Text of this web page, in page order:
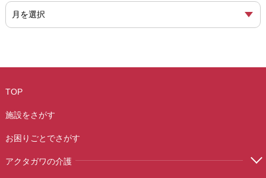
TOP
施設をさがす
お困りごとでさがす
アクタガワの介護